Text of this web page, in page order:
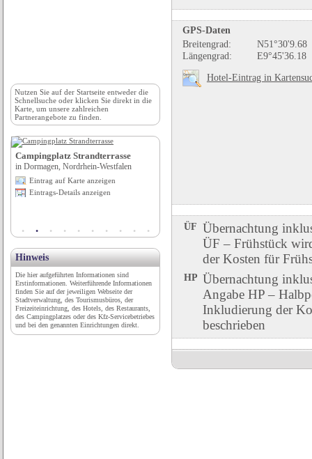
GPS-Daten
Breitengrad:
N51°30'9.68
Längengrad:
E9°45'36.18
Hotel-Eintrag in
ÜF Übernachtung
ÜF – Frühstück
der Kosten für
HP Übernachtung
Angabe HP –
Inkludierung der
beschrieben
Nutzen Sie auf der Startseite entweder die
Schnellsuche oder klicken Sie direkt in die
Karte, um unsere zahlreichen
Partnerangebote zu finden.
Campingplatz Strandterrasse
in Dormagen, Nordrhein-Westfalen
Eintrag auf Karte anzeigen
Eintrags-Details anzeigen
Hinweis
Die hier aufgeführten Informationen sind
Erstinformationen. Weiterführende Informationen
finden Sie auf der jeweiligen Webseite der
Stadtverwaltung, des Tourismusbüros, der
Freizeiteinrichtung, des Hotels, des Restaurants,
des Campingplatzes oder des Kfz-Servicebetriebes
und bei den genannten Einrichtungen direkt.